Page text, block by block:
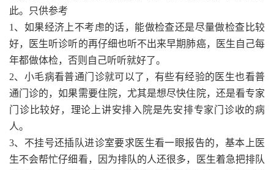
此。只供参考
1、如果经济上不考虑的话，能做检查还是尽量做检查比较
好，医生听诊听的再仔细也听不出来早期肺癌，医生自己每
年都做体检，否则自己听听就好了。
2、小毛病看普通门诊就可以了，有些有经验的医生也看普
通门诊的，如果需要住院，尤其是想尽快住院，还是看专家
门诊比较好，理论上讲安排入院是先安排专家门诊收的病
人。
3、不挂号还插队进诊室要求医生看一眼报告的，基本上医
生不会帮忙仔细看，因为排队的人还很多，医生着急把排队